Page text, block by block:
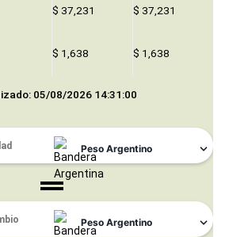
$ 37,231 $ 37,231
$ 1,638 $ 1,638
05/08/2026 14:31:00